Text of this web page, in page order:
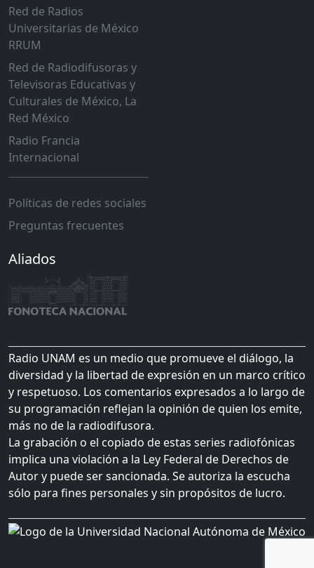
Red de Radios
Universitarias de México
RRUM
Red de Radiodifusoras y
Televisoras Educativas y
Culturales de México, La
Red México
Radio Francia
Internacional
Políticas de redes sociales
Preguntas frecuentes
Aliados
Radio UNAM es un medio que promueve el diálogo, la
diversidad y la libertad de expresión en un marco crítico
y respetuoso. Los comentarios expresados a lo largo de
su programación reflejan la opinión de quien los emite,
más no de la radiodifusora.
La grabación o el copiado de estas series radiofónicas
implica una violación a la Ley Federal de Derechos de
Autor y puede ser sancionada. Se autoriza la escucha
sólo para fines personales y sin propósitos de lucro.